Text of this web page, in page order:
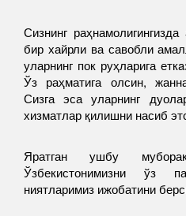
Сизнинг
бир хайрли ва савобли
уларнинг пок руҳларига
Ўз раҳматига олсин,
Сизга эса уларнинг
хизматлар қилишни насиб
Яратган ушбу
Ўзбекистонимизни ўз
ниятларимиз ижобатини